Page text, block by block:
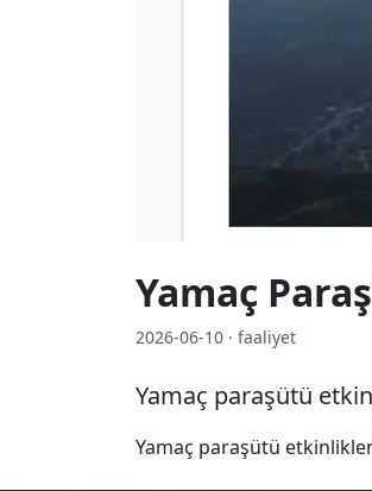
Yamaç
2026-06-10 · faaliyet
Yamaç paraşütü
Yamaç paraşütü